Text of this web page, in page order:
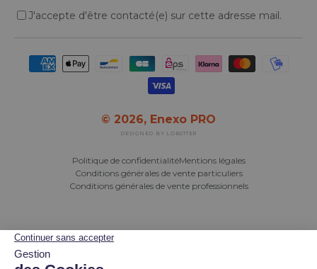
J'accepte d'être contacté(e) sur cette adresse mail.
Moyens de paiement acceptés
© 2026, Enexo PRO
DESIGNED BY LOBSTTER
Politique de confidentialitéMentions légales
Conditions générales de vente particuliers
Conditions générales de vente professionnels